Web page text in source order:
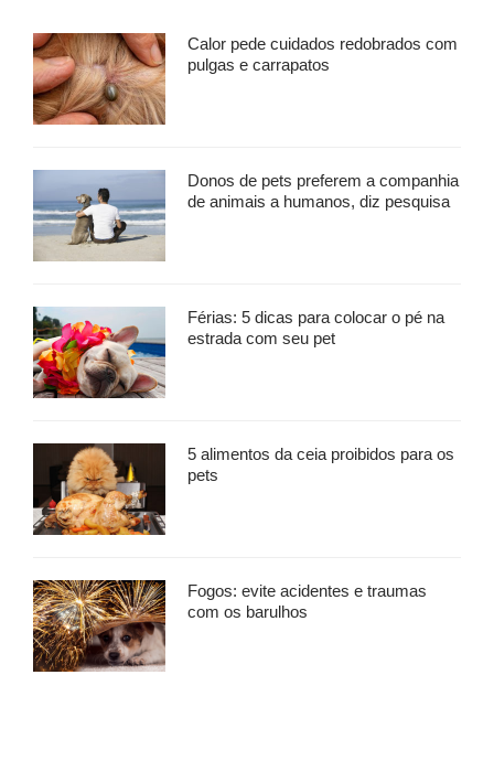
Calor pede cuidados redobrados com
pulgas e carrapatos
Donos de pets preferem a companhia
de animais a humanos, diz pesquisa
Férias: 5 dicas para colocar o pé na
estrada com seu pet
5 alimentos da ceia proibidos para os
pets
Fogos: evite acidentes e traumas
com os barulhos